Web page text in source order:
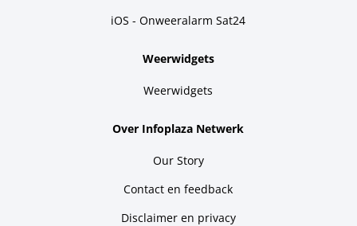
iOS - Onweeralarm Sat24
Weerwidgets
Weerwidgets
Over Infoplaza Netwerk
Our Story
Contact en feedback
Disclaimer en privacy